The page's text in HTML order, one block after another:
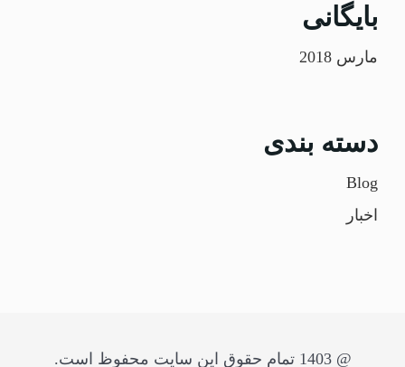
بایگانی
مارس 2018
دسته بندی
Blog
اخبار
@ 1403 تمام حقوق این سایت محفوظ است.